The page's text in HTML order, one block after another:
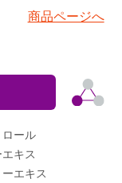
商品ページへ
ロール
キス
エキス